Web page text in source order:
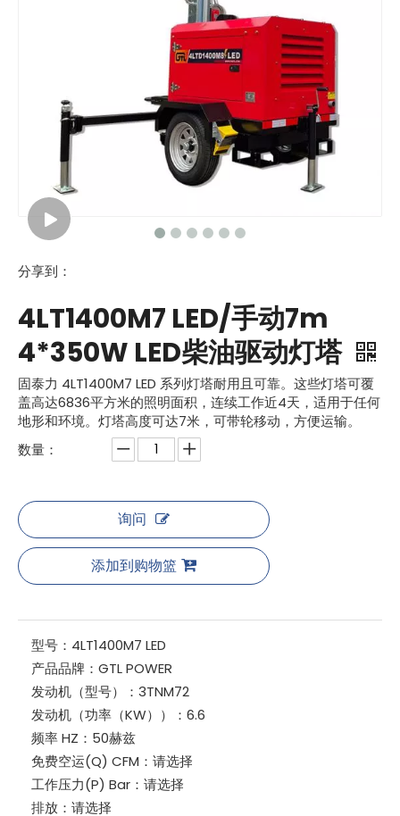
分享到：
4LT1400M7 LED/手动7m
4*350W LED柴油驱动灯塔
固泰力 4LT1400M7 LED 系列灯塔耐用且可靠。这些灯塔可覆
盖高达6836平方米的照明面积，连续工作近4天，适用于任何
地形和环境。灯塔高度可达7米，可带轮移动，方便运输。
数量：
询问
添加到购物篮
型号： 4LT1400M7 LED
产品品牌： GTL POWER
发动机（型号）： 3TNM72
发动机（功率（KW））： 6.6
频率 HZ： 50赫兹
免费空运(Q) CFM： 请选择
工作压力(P) Bar： 请选择
排放： 请选择